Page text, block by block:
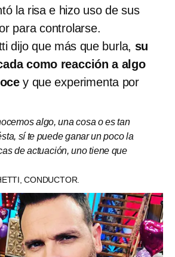
la risa e hizo uso de sus
para controlarse.
dijo que más que burla, su
como reacción a algo
y que experimenta por
algo, una cosa o es tan
sí te puede ganar un poco la
de actuación, uno tiene que
CONDUCTOR.